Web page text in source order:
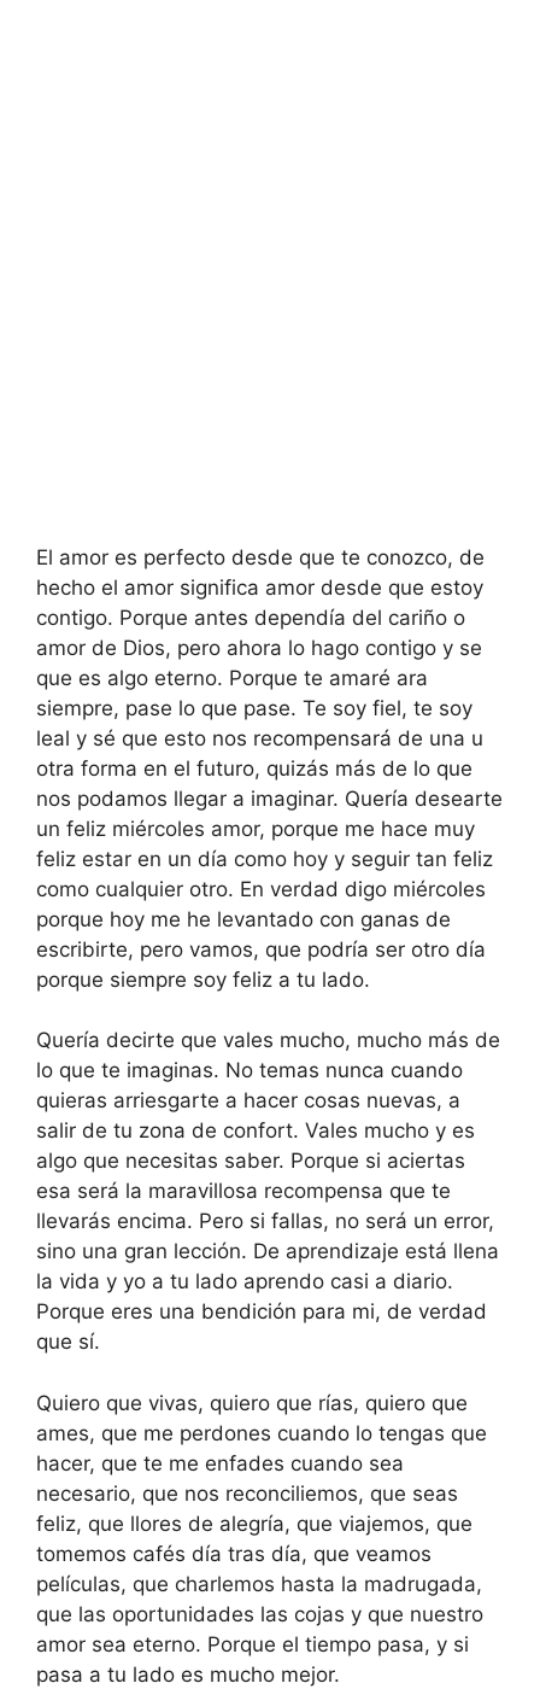
El amor es perfecto desde que te conozco, de
hecho el amor significa amor desde que estoy
contigo. Porque antes dependía del cariño o
amor de Dios, pero ahora lo hago contigo y se
que es algo eterno. Porque te amaré ara
siempre, pase lo que pase. Te soy fiel, te soy
leal y sé que esto nos recompensará de una u
otra forma en el futuro, quizás más de lo que
nos podamos llegar a imaginar. Quería desearte
un feliz miércoles amor, porque me hace muy
feliz estar en un día como hoy y seguir tan feliz
como cualquier otro. En verdad digo miércoles
porque hoy me he levantado con ganas de
escribirte, pero vamos, que podría ser otro día
porque siempre soy feliz a tu lado.
Quería decirte que vales mucho, mucho más de
lo que te imaginas. No temas nunca cuando
quieras arriesgarte a hacer cosas nuevas, a
salir de tu zona de confort. Vales mucho y es
algo que necesitas saber. Porque si aciertas
esa será la maravillosa recompensa que te
llevarás encima. Pero si fallas, no será un error,
sino una gran lección. De aprendizaje está llena
la vida y yo a tu lado aprendo casi a diario.
Porque eres una bendición para mi, de verdad
que sí.
Quiero que vivas, quiero que rías, quiero que
ames, que me perdones cuando lo tengas que
hacer, que te me enfades cuando sea
necesario, que nos reconciliemos, que seas
feliz, que llores de alegría, que viajemos, que
tomemos cafés día tras día, que veamos
películas, que charlemos hasta la madrugada,
que las oportunidades las cojas y que nuestro
amor sea eterno. Porque el tiempo pasa, y si
pasa a tu lado es mucho mejor.